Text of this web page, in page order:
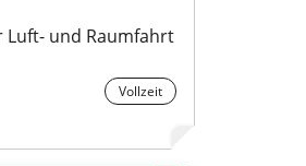
und Raumfahrt
Vollzeit